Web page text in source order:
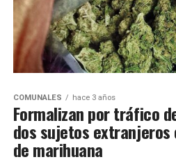
COMUNALES hace 3 años
Formalizan por tráfico
dos sujetos extranjeros
de marihuana